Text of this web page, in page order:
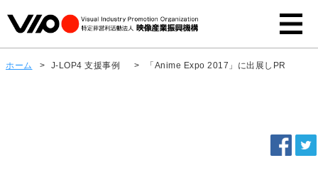
ホーム > J-LOP4 支援事例 > 「Anime Expo 2017」に出展しPR